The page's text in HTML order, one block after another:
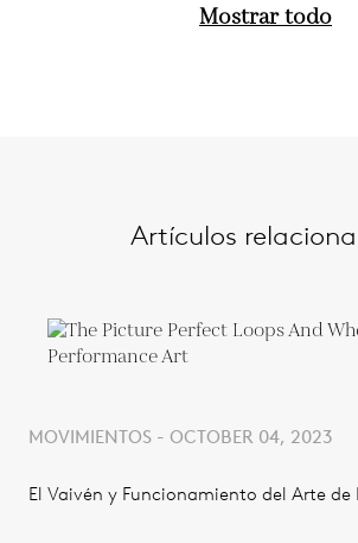
Mostrar todo
Artículos
MOVIMIENTOS - OCTOBER 04, 2023
El Vaivén y Funcionamiento del Arte de